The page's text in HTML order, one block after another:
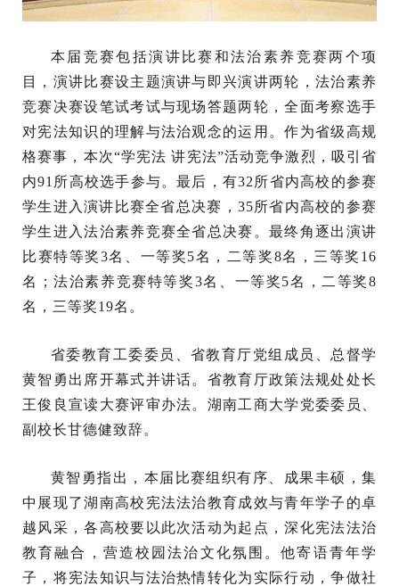
本届竞赛包括演讲比赛和法治素养竞赛两个项
目，演讲比赛设主题演讲与即兴演讲两轮，法治素养
竞赛决赛设笔试考试与现场答题两轮，全面考察选手
对宪法知识的理解与法治观念的运用。作为省级高规
格赛事，本次“学宪法 讲宪法”活动竞争激烈，吸引省
内91所高校选手参与。最后，有32所省内高校的参赛
学生进入演讲比赛全省总决赛，35所省内高校的参赛
学生进入法治素养竞赛全省总决赛。最终角逐出演讲
比赛特等奖3名、一等奖5名，二等奖8名，三等奖16
名；法治素养竞赛特等奖3名、一等奖5名，二等奖8
名，三等奖19名。
省委教育工委委员、省教育厅党组成员、总督学
黄智勇出席开幕式并讲话。省教育厅政策法规处处长
王俊良宣读大赛评审办法。湖南工商大学党委委员、
副校长甘德健致辞。
黄智勇指出，本届比赛组织有序、成果丰硕，集
中展现了湖南高校宪法法治教育成效与青年学子的卓
越风采，各高校要以此次活动为起点，深化宪法法治
教育融合，营造校园法治文化氛围。他寄语青年学
子，将宪法知识与法治热情转化为实际行动，争做社